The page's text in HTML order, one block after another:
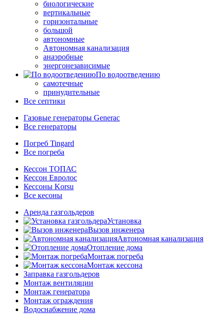
биологические
вертикальные
горизонтальные
большой
автономные
Автономная канализация
анаэробные
энергонезависимые
По водоотведению
самотечные
принудительные
Все септики
Газовые генераторы Generac
Все генераторы
Погреб Tingard
Все погреба
Кессон ТОПАС
Кессон Евролос
Кессоны Korsu
Все кесоны
Аренда газгольдеров
Установка
Вызов инженера
Автономная канализация
Отопление дома
Монтаж погреба
Монтаж кессона
Заправка газгольдеров
Монтаж вентиляции
Монтаж генератора
Монтаж ограждения
Водоснабжение дома